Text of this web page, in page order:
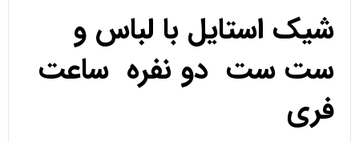
شیک استایل با لباس و
ست ست دو نفره ساعت
فری